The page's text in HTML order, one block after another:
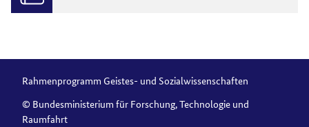
Rahmenprogramm Geistes- und Sozialwissenschaften
© Bundesministerium für Forschung, Technologie und
Raumfahrt